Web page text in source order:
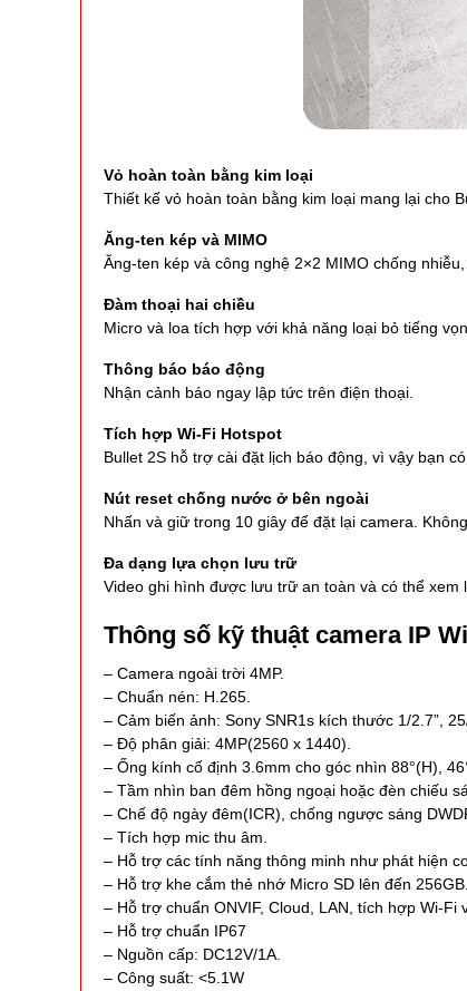
Vỏ hoàn toàn bằng kim loại
Thiết kế vỏ hoàn toàn bằng kim loại mang lại cho
Ăng-ten kép và MIMO
Ăng-ten kép và công nghệ 2×2 MIMO chống
Đàm thoại hai chiều
Micro và loa tích hợp với khả năng loại bỏ tiếng
Thông báo báo động
Nhận cảnh báo ngay lập tức trên điện thoại.
Tích hợp Wi-Fi Hotspot
Bullet 2S hỗ trợ cài đặt lịch báo động, vì vậy bạn
Nút reset chống nước ở bên ngoài
Nhấn và giữ trong 10 giây để đặt lại camera.
Đa dạng lựa chọn lưu trữ
Video ghi hình được lưu trữ an toàn và có thể xem
Thông số kỹ thuật camera IP
– Camera ngoài trời 4MP.
– Chuẩn nén: H.265.
– Cảm biến ảnh: Sony SNR1s kích thước 1/2.7”,
– Độ phân giải: 4MP(2560 x 1440).
– Ống kính cố định 3.6mm cho góc nhìn 88°(H),
– Tầm nhìn ban đêm hồng ngoại hoặc đèn chiếu
– Chế độ ngày đêm(ICR), chống ngược sáng
– Tích hợp mic thu âm.
– Hỗ trợ các tính năng thông minh như phát hiện
– Hỗ trợ khe cắm thẻ nhớ Micro SD lên đến 256GB.
– Hỗ trợ chuẩn ONVIF, Cloud, LAN, tích hợp Wi-Fi
– Hỗ trợ chuẩn IP67
– Nguồn cấp: DC12V/1A.
– Công suất: <5.1W